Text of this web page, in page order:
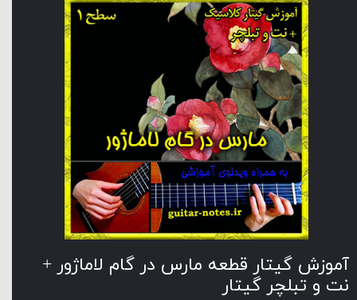
آموزش گیتار قطعه مارس در گام لاماژور +
نت و تبلچر گیتار